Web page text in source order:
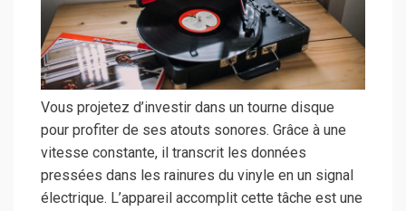
Vous projetez d’investir dans un tourne disque
pour profiter de ses atouts sonores. Grâce à une
vitesse constante, il transcrit les données
pressées dans les rainures du vinyle en un signal
électrique. L’appareil accomplit cette tâche est une